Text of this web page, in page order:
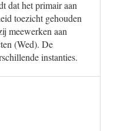
dat het primair aan
toezicht gehouden
meewerken aan
(Wed). De
instanties.